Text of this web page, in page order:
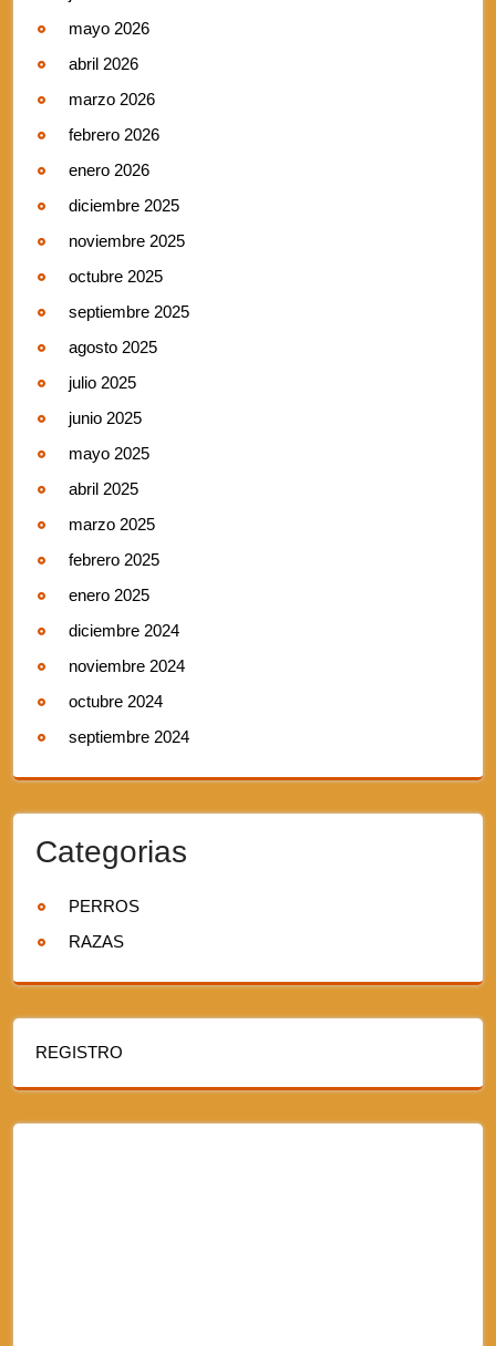
mayo 2026
abril 2026
marzo 2026
febrero 2026
enero 2026
diciembre 2025
noviembre 2025
octubre 2025
septiembre 2025
agosto 2025
julio 2025
junio 2025
mayo 2025
abril 2025
marzo 2025
febrero 2025
enero 2025
diciembre 2024
noviembre 2024
octubre 2024
septiembre 2024
Categorias
PERROS
RAZAS
REGISTRO